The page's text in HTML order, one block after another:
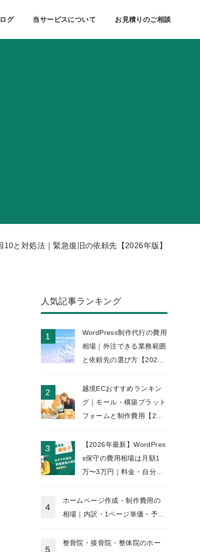
ト制作・ネットショップ構築
グ SEO対策
グ 当サービスについて
内
お見積りのご相談
と対処法｜緊急復旧の依頼先【2026年版】
人気記事ランキング
WordPress制作代行の費用
相場｜外注できる業務範囲
と依頼先の選び方【2026
越境ECおすすめランキン
グ｜モール・構築プラット
フォームと制作費用【202
【2026年最新】WordPres
s保守の費用相場は月額1
万〜3万円｜料金・自分で
方
ホームページ作成・制作費用の
相場｜内訳・1ページ単価・予算
整骨院・接骨院・整体院のホー